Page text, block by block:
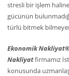
stresli bir işlem
gücünün
türlü bitmek
Ekonomik
Nakliyatfirmamız
konusunda